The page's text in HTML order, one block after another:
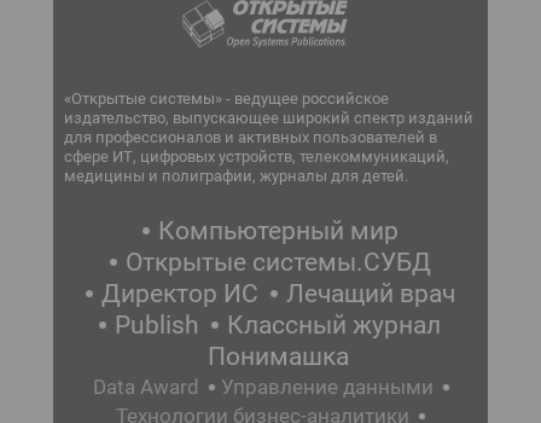
«Открытые системы» - ведущее российское
издательство, выпускающее широкий спектр изданий
для профессионалов и активных пользователей в
сфере ИТ, цифровых устройств, телекоммуникаций,
медицины и полиграфии, журналы для детей.
Компьютерный мир
Открытые системы.СУБД
Директор ИС
Лечащий врач
Publish
Классный журнал
Понимашка
Data Award
Управление данными
Технологии бизнес-аналитики